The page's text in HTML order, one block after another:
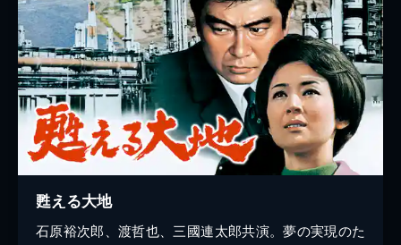
甦える大地
石原裕次郎、渡哲也、三國連太郎共演。夢の実現のた